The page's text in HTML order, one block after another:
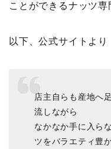
ことができるナッツ専
以下、公式サイトより
店主自らも産地へ
流しながら
なかなか手に入ら
ツをバラエティ豊